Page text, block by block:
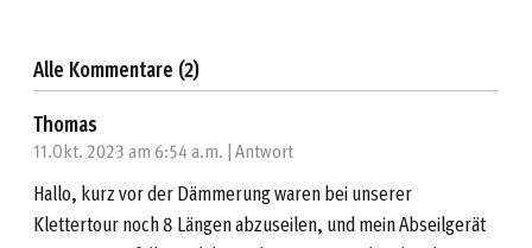
Alle Kommentare (2)
Thomas
11.Okt. 2023 am 6:54 a.m. |Antwort
Hallo, kurz vor der Dämmerung waren bei unserer
Klettertour noch 8 Längen abzuseilen, und mein Abseilgerät